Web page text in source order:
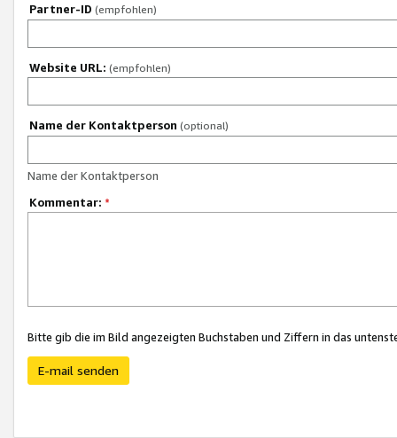
Partner-ID (empfohlen)
Website URL: (empfohlen)
Name der Kontaktperson (optional)
Name der Kontaktperson
Kommentar: *
Bitte gib die im Bild angezeigten Buchstaben und Ziffern in das
E-mail senden